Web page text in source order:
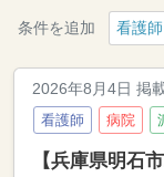
条件を追加 看護師
2026年8月4日 掲
看護師 病院
【兵庫県明石